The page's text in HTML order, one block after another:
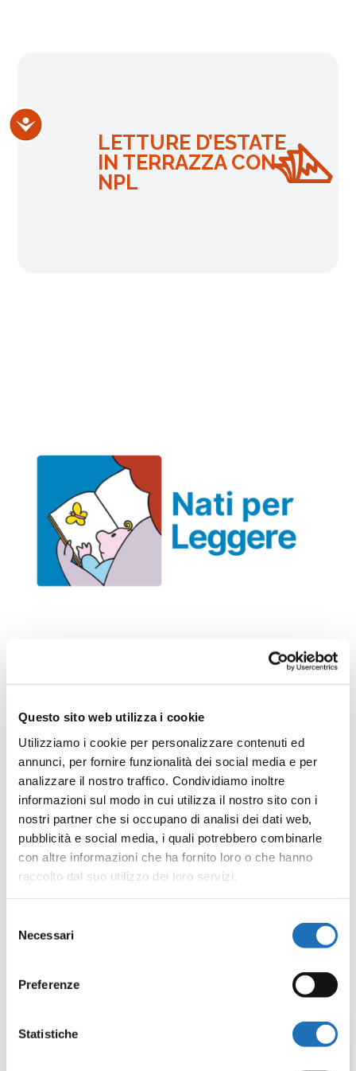
Accessibilità
Questo sito web utilizza i cookie
Utilizziamo i cookie per personalizzare contenuti ed
annunci, per fornire funzionalità dei social media e per
analizzare il nostro traffico. Condividiamo inoltre
informazioni sul modo in cui utilizza il nostro sito con i
nostri partner che si occupano di analisi dei dati web,
pubblicità e social media, i quali potrebbero combinarle
con altre informazioni che ha fornito loro o che hanno
raccolto dal suo utilizzo dei loro servizi.
delNecessari
Preferenze
Statistiche
LETTURE D’ESTATE
IN TERRAZZA CON
NPL
Arrivano con la stagione estiva nuove letture
per bambini da0-6 annicon i volontariNati
per Leggere!
Per l’occasione gli incontri verranno ospitati
alla sera nella terrazzadella biblioteca, a
partire dalle21:00. La partecipazione è
gratuita, con orario di arrivo libero e aperta a
spostate all’interno della biblioteca.
Scarica qui il programma